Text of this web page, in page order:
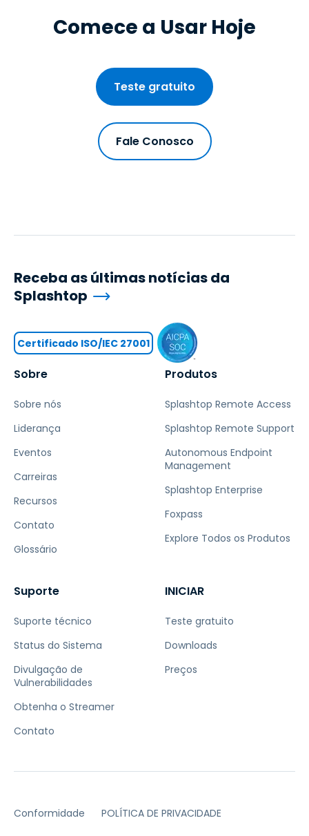
Comece a Usar Hoje
Teste gratuito
Fale Conosco
Sobre
Sobre nós
Liderança
Eventos
Carreiras
Recursos
Contato
Glossário
Produtos
Splashtop Remote Access
Splashtop Remote Support
Autonomous Endpoint
Management
Splashtop Enterprise
Foxpass
Explore Todos os Produtos
Suporte
Suporte técnico
Status do Sistema
Divulgação de
Vulnerabilidades
Obtenha o Streamer
Contato
INICIAR
Teste gratuito
Downloads
Preços
Receba as últimas notícias da
Splashtop
Certificado ISO/IEC 27001
Conformidade POLÍTICA DE PRIVACIDADE